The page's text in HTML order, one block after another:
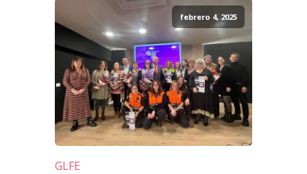
febrero 4, 2025
GLFE